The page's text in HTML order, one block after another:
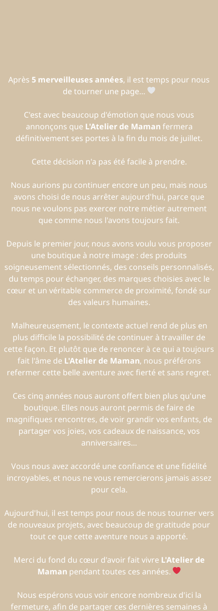
Après 5 merveilleuses années, il est temps pour nous
de tourner une page…
C'est avec beaucoup d'émotion que nous vous
annonçons que L'Atelier de Maman fermera
définitivement ses portes à la fin du mois de juillet.
Cette décision n'a pas été facile à prendre.
Nous aurions pu continuer encore un peu, mais nous
avons choisi de nous arrêter aujourd'hui, parce que
nous ne voulons pas exercer notre métier autrement
que comme nous l'avons toujours fait.
Depuis le premier jour, nous avons voulu vous proposer
une boutique à notre image : des produits
soigneusement sélectionnés, des conseils personnalisés,
du temps pour échanger, des marques choisies avec le
cœur et un véritable commerce de proximité, fondé sur
des valeurs humaines.
Malheureusement, le contexte actuel rend de plus en
plus difficile la possibilité de continuer à travailler de
cette façon. Et plutôt que de renoncer à ce qui a toujours
fait l'âme de L'Atelier de Maman, nous préférons
refermer cette belle aventure avec fierté et sans regret.
Ces cinq années nous auront offert bien plus qu'une
boutique. Elles nous auront permis de faire de
magnifiques rencontres, de voir grandir vos enfants, de
partager vos joies, vos cadeaux de naissance, vos
anniversaires…
Vous nous avez accordé une confiance et une fidélité
incroyables, et nous ne vous remercierons jamais assez
pour cela.
Aujourd'hui, il est temps pour nous de nous tourner vers
de nouveaux projets, avec beaucoup de gratitude pour
tout ce que cette aventure nous a apporté.
Merci du fond du cœur d'avoir fait vivre L'Atelier de
Maman pendant toutes ces années.
Nous espérons vous voir encore nombreux d'ici la
fermeture, afin de partager ces dernières semaines à